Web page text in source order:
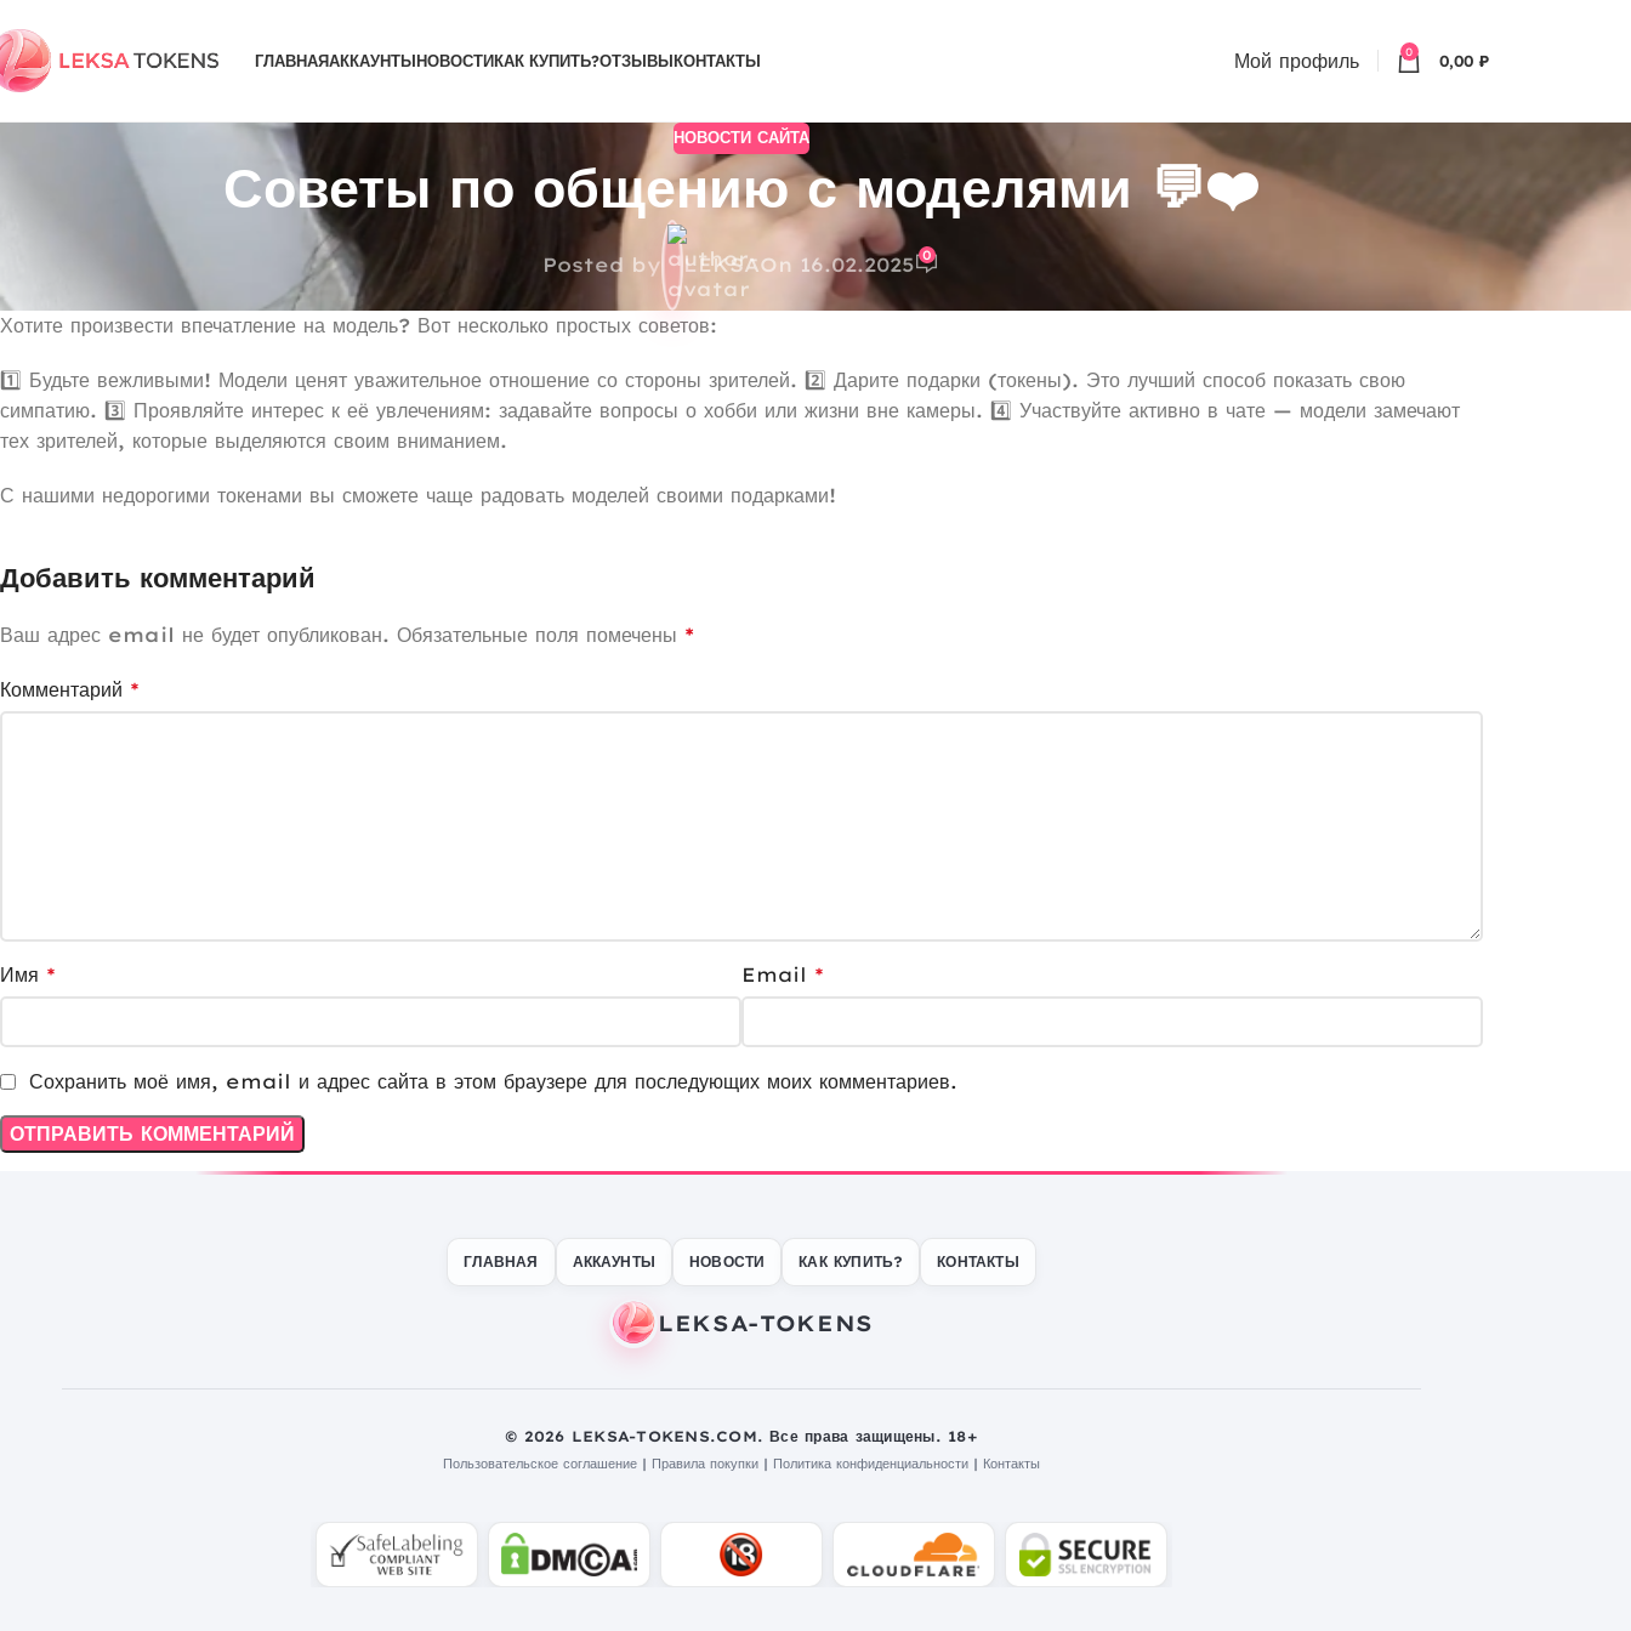
ГЛАВНАЯАККАУНТЫНОВОСТИКАК КУПИТЬ?ОТЗЫВЫКОНТАКТЫ Мой профиль 0 0,00 ₽
НОВОСТИ САЙТА
Советы по общению с моделями 💬❤️
Posted by LEKSAOn 16.02.2025 0
Хотите произвести впечатление на модель? Вот несколько простых советов:
1️⃣ Будьте вежливыми! Модели ценят уважительное отношение со стороны зрителей. 2️⃣ Дарите подарки (токены). Это лучший способ показать свою
симпатию. 3️⃣ Проявляйте интерес к её увлечениям: задавайте вопросы о хобби или жизни вне камеры. 4️⃣ Участвуйте активно в чате — модели замечают
тех зрителей, которые выделяются своим вниманием.
С нашими недорогими токенами вы сможете чаще радовать моделей своими подарками!
Добавить комментарий
Ваш адрес email не будет опубликован. Обязательные поля помечены *
Комментарий *
Имя * Email *
Сохранить моё имя, email и адрес сайта в этом браузере для последующих моих комментариев.
ГЛАВНАЯ АККАУНТЫ НОВОСТИ КАК КУПИТЬ? КОНТАКТЫ
© 2026 LEKSA-TOKENS.COM. Все права защищены. 18+
Пользовательское соглашение | Правила покупки | Политика конфиденциальности | Контакты